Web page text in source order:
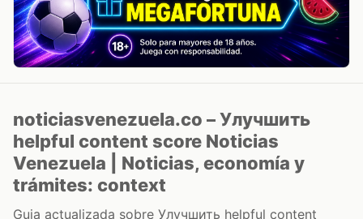
noticiasvenezuela.co – Улучшить
helpful content score Noticias
Venezuela | Noticias, economía y
trámites: context
Guia actualizada sobre Улучшить helpful content